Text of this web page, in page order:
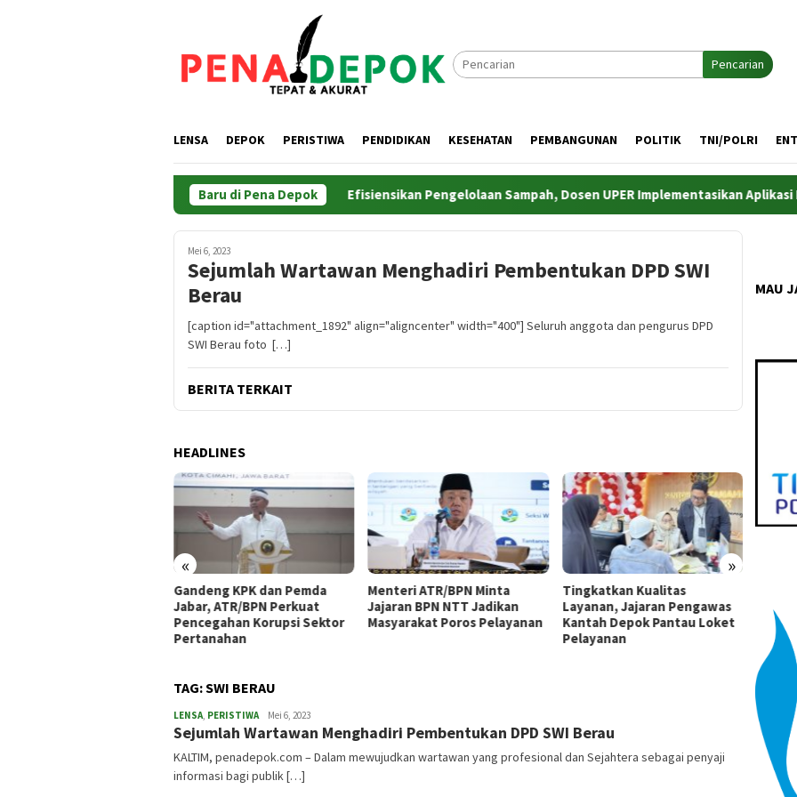
Pencarian
LENSA DEPOK PERISTIWA PENDIDIKAN KESEHATAN PEMBANGUNAN POLITIK TNI/POLRI
Baru di Pena DepokEfisiensikan Pengelolaan Sampah, Dosen UPER Implementasikan Aplikasi
Mei 6, 2023
Sejumlah Wartawan Menghadiri Pembentukan DPD SWI
Berau
[caption id="attachment_1892" align="aligncenter" width="400"] Seluruh anggota dan pengurus DPD
SWI Berau foto […]
BERITA TERKAIT
HEADLINES
« »
Gandeng KPK dan Pemda
Jabar, ATR/BPN Perkuat
Pencegahan Korupsi Sektor
Pertanahan
Menteri ATR/BPN Minta
Jajaran BPN NTT Jadikan
Masyarakat Poros Pelayanan
Tingkatkan Kualitas
Layanan, Jajaran Pengawas
Kantah Depok Pantau Loket
Pelayanan
Coba
TAG:SWI BERAU
LENSA, PERISTIWAadmin
Mei 6, 2023
Sejumlah Wartawan Menghadiri Pembentukan DPD SWI Berau
KALTIM, penadepok.com – Dalam mewujudkan wartawan yang profesional dan Sejahtera sebagai penyaji
informasi bagi publik […]
MAU